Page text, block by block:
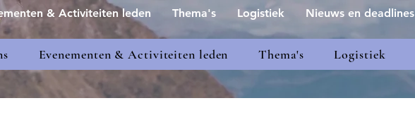
Evenementen & Activiteiten leden Thema's Logistiek
& Activiteiten leden Thema's Logistiek Nieuws en deadlines